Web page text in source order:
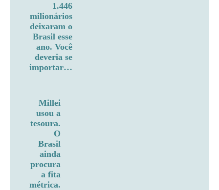
1.446
milionários
deixaram o
Brasil esse
ano. Você
deveria se
importar…
Millei
usou a
tesoura.
O
Brasil
ainda
procura
a fita
métrica.